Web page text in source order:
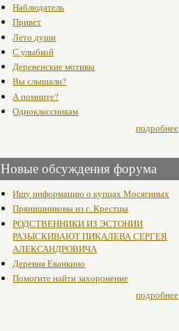
Наблюдатель
Привет
Лето души
С улыбкой
Деревенские мотивы
Вы слышали?
А помните?
Одноклассникам
подробнее
Новые обсуждения форума
Ищу информацию о купцах Мосягиных
Прянишниковы из г. Крестцы
РОДСТВЕННИКИ ИЗ ЭСТОНИИ
РАЗЫСКИВАЮТ ПИКАЛЕВА СЕРГЕЯ
АЛЕКСАНДРОВИЧА
Деревня Еванкино
Помогите найти захоронение
подробнее